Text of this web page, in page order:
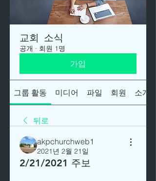
교회 소식
공개 · 회원 1명
가입
그룹 활동 미디어 파일 회원 소개
뒤로
akpchurchweb1
2021년 2월 21일
2/21/2021 주보